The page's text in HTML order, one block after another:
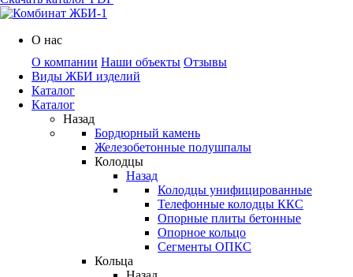
О нас
О компании Наши объекты Отзывы
Виды ЖБИ изделий
Каталог
Каталог
Назад
Бордюрный камень
Железобетонные полушпалы
Колодцы
Назад
Колодцы унифицированные
Телефонные колодцы ККС
Опорные плиты бетонные
Опорное кольцо
Сегменты ОПКС
Кольца